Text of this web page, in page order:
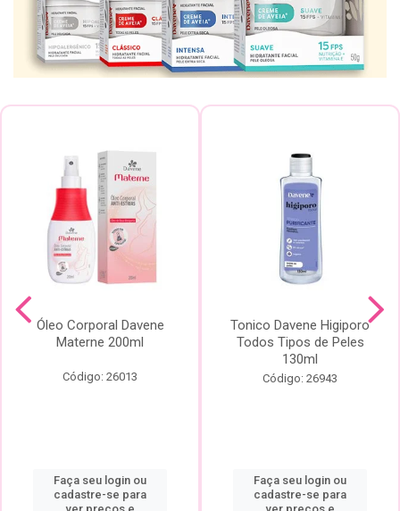
Óleo Corporal Davene
Materne 200ml
Código: 26013
Faça seu login ou
cadastre-se para
Tonico Davene Higiporo
Todos Tipos de Peles
130ml
Código: 26943
Faça seu login ou
cadastre-se para